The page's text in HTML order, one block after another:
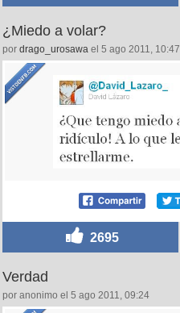
¿Miedo a volar?
por drago_urosawa el 5 ago 2011, 10:47
2695
Verdad
por anonimo el 5 ago 2011, 09:24